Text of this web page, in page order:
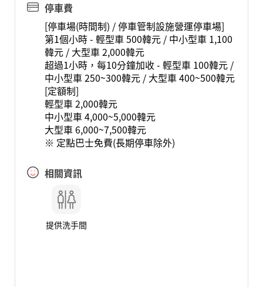
停車費
[停車場(時間制) / 停車管制設施營運停車場]
第1個小時 - 輕型車 500韓元 / 中小型車 1,100
韓元 / 大型車 2,000韓元
超過1小時，每10分鐘加收 - 輕型車 100韓元 /
中小型車 250~300韓元 / 大型車 400~500韓元
[定額制]
輕型車 2,000韓元
中小型車 4,000~5,000韓元
大型車 6,000~7,500韓元
※ 定點巴士免費(長期停車除外)
相關資訊
提供洗手間